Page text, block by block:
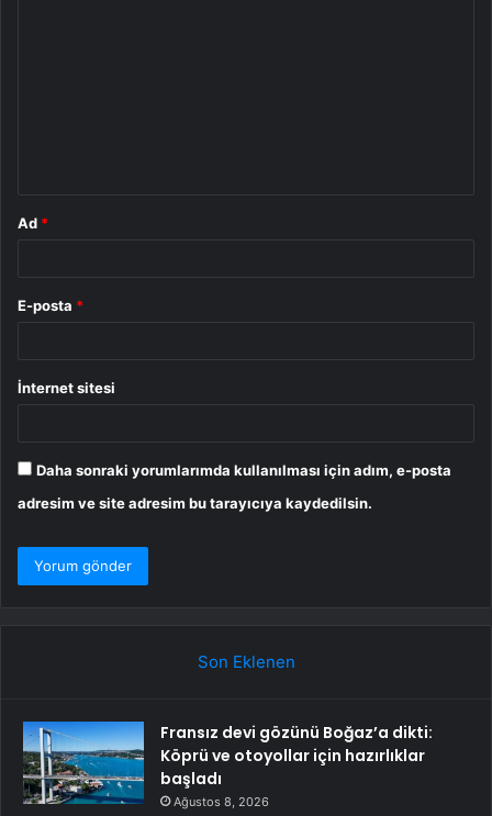
Ad *
E-posta *
İnternet sitesi
Daha sonraki yorumlarımda kullanılması için adım, e-posta
adresim ve site adresim bu tarayıcıya kaydedilsin.
Son Eklenen
Fransız devi gözünü Boğaz’a dikti:
Köprü ve otoyollar için hazırlıklar
başladı
Ağustos 8, 2026